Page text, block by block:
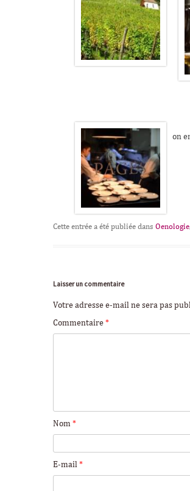
on
Cette entrée a été publiée dans Oenologie,
Laisser un commentaire
Votre adresse e-mail ne sera pas
Commentaire *
Nom *
E-mail *